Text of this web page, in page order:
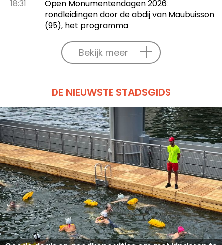
18:31
Open Monumentendagen 2026:
rondleidingen door de abdij van Maubuisson
(95), het programma
Bekijk meer
DE NIEUWSTE STADSGIDS